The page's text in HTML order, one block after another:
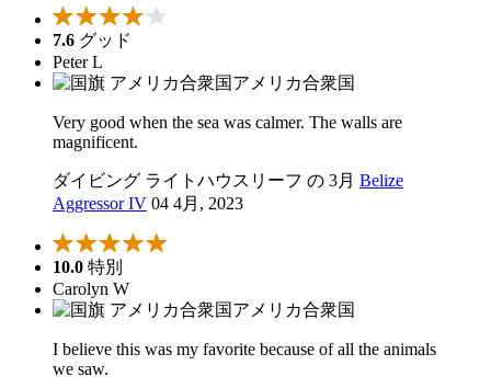
7.6 グッド
Peter L
アメリカ合衆国
Very good when the sea was calmer. The walls are
magnificent.
ダイビング ライトハウスリーフ の 3月 Belize
Aggressor IV 04 4月, 2023
10.0 特別
Carolyn W
アメリカ合衆国
I believe this was my favorite because of all the animals
we saw.